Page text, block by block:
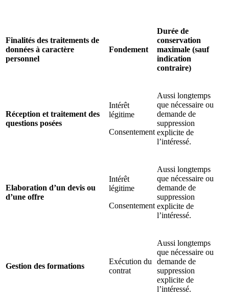
Finalités des traitements de
données à caractère
personnel
Fondement
Durée de
conservation
maximale (sauf
indication
contraire)
Réception et traitement des
questions posées
Intérêt
légitime
Consentement
Aussi longtemps
que nécessaire ou
demande de
suppression
explicite de
l’intéressé.
Elaboration d’un devis ou
d’une offre
Intérêt
légitime
Consentement
Aussi longtemps
que nécessaire ou
demande de
suppression
explicite de
l’intéressé.
Gestion des formations
Exécution du
contrat
Aussi longtemps
que nécessaire ou
demande de
suppression
explicite de
l’intéressé.